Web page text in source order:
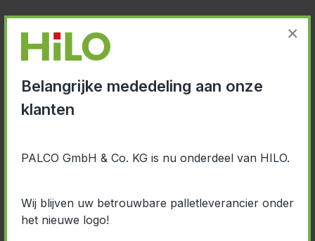
Belangrijke mededeling aan onze
klanten
PALCO GmbH & Co. KG is nu onderdeel van HILO.
Wij blijven uw betrouwbare palletleverancier onder
het nieuwe logo!
×
Uw HILO-team